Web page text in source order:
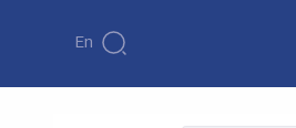
En